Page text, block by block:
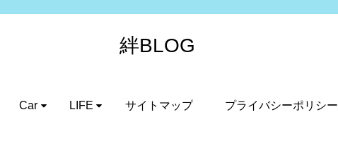
絆BLOG
Car LIFE サイトマップ プライバシーポリシー